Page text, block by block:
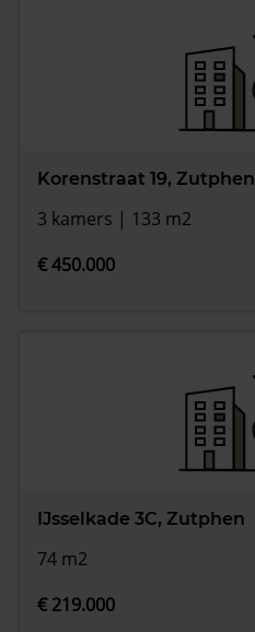
Korenstraat 19, Zutphen
3 kamers | 133 m2
€ 450.000
IJsselkade 3C, Zutphen
74 m2
€ 219.000